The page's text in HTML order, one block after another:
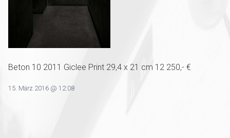
Beton 10 2011 Giclee Print 29,4 x 21 cm 12 250,- €
15. März 2016 @ 12:08